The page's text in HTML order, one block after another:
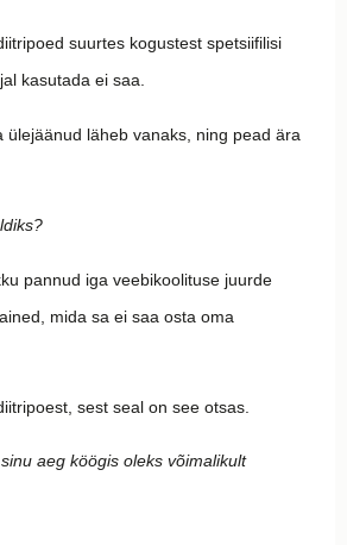
suurtes kogustest spetsiifilisi
kasutada ei saa.
ülejäänud läheb vanaks, ning pead ära
pannud iga veebikoolituse juurde
mida sa ei saa osta oma
sest seal on see otsas.
aeg köögis oleks võimalikult